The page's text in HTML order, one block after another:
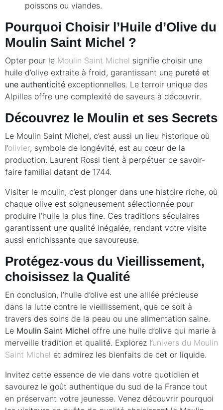
poissons ou viandes.
Pourquoi Choisir l’Huile d’Olive du
Moulin Saint Michel ?
Opter pour le Moulin Saint Michel signifie choisir une
huile d’olive extraite à froid, garantissant une pureté et
une authenticité exceptionnelles. Le terroir unique des
Alpilles offre une complexité de saveurs à découvrir.
Découvrez le Moulin et ses Secrets
Le Moulin Saint Michel, c’est aussi un lieu historique où
l’olivier, symbole de longévité, est au cœur de la
production. Laurent Rossi tient à perpétuer ce savoir-
faire familial datant de 1744.
Visiter le moulin, c’est plonger dans une histoire riche, où
chaque olive est soigneusement sélectionnée pour
produire l’huile la plus fine. Ces traditions séculaires
garantissent une qualité inégalée, rendant votre visite
aussi enrichissante que savoureuse.
Protégez-vous du Vieillissement,
choisissez la Qualité
En conclusion, l’huile d’olive est une alliée précieuse
dans la lutte contre le vieillissement, que ce soit à
travers des soins de la peau ou une alimentation saine.
Le Moulin Saint Michel offre une huile d’olive qui marie à
merveille tradition et qualité. Explorez l’univers du Moulin
Saint Michel et admirez les bienfaits de cet or liquide.
Invitez cette essence de vie dans votre quotidien et
savourez le goût authentique du sud de la France tout
en préservant votre jeunesse. Venez découvrir pourquoi